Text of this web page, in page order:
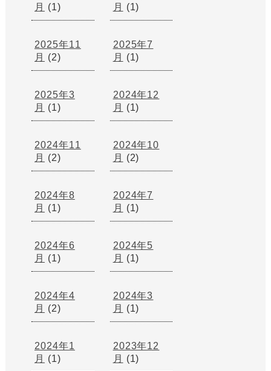
月
(1)
月
(1)
2025年11
月
(2)
2025年7
月
(1)
2025年3
月
(1)
2024年12
月
(1)
2024年11
月
(2)
2024年10
月
(2)
2024年8
月
(1)
2024年7
月
(1)
2024年6
月
(1)
2024年5
月
(1)
2024年4
月
(2)
2024年3
月
(1)
2024年1
月
(1)
2023年12
月
(1)